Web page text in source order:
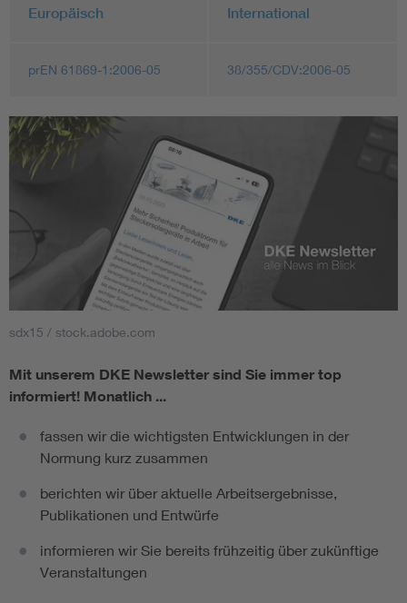
Europäisch International
prEN 61869-1:2006-05 38/355/CDV:2006-05
sdx15 / stock.adobe.com
Mit unserem DKE Newsletter sind Sie immer top
informiert! Monatlich ...
fassen wir die wichtigsten Entwicklungen in der
Normung kurz zusammen
berichten wir über aktuelle Arbeitsergebnisse,
Publikationen und Entwürfe
informieren wir Sie bereits frühzeitig über zukünftige
Veranstaltungen